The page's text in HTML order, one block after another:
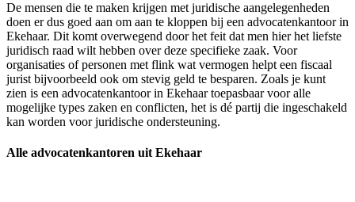
De mensen die te maken krijgen met juridische aangelegenheden
doen er dus goed aan om aan te kloppen bij een advocatenkantoor in
Ekehaar. Dit komt overwegend door het feit dat men hier het liefste
juridisch raad wilt hebben over deze specifieke zaak. Voor
organisaties of personen met flink wat vermogen helpt een fiscaal
jurist bijvoorbeeld ook om stevig geld te besparen. Zoals je kunt
zien is een advocatenkantoor in Ekehaar toepasbaar voor alle
mogelijke types zaken en conflicten, het is dé partij die ingeschakeld
kan worden voor juridische ondersteuning.
Alle advocatenkantoren uit Ekehaar